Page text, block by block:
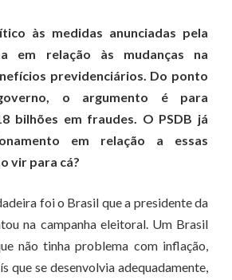
às medidas anunciadas pela
em relação às mudanças na
previdenciários. Do ponto
o argumento é para
bilhões em fraudes. O PSDB já
em relação a essas
vir para cá?
foi o Brasil que a presidente da
na campanha eleitoral. Um Brasil
não tinha problema com inflação,
que se desenvolvia adequadamente,